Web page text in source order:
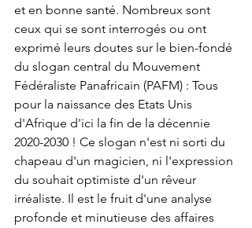
et en bonne santé. Nombreux sont
ceux qui se sont interrogés ou ont
exprimé leurs doutes sur le bien-fondé
du slogan central du Mouvement
Fédéraliste Panafricain (PAFM) : Tous
pour la naissance des Etats Unis
d'Afrique d'ici la fin de la décennie
2020-2030 ! Ce slogan n'est ni sorti du
chapeau d'un magicien, ni l'expression
du souhait optimiste d'un rêveur
irréaliste. Il est le fruit d'une analyse
profonde et minutieuse des affaires